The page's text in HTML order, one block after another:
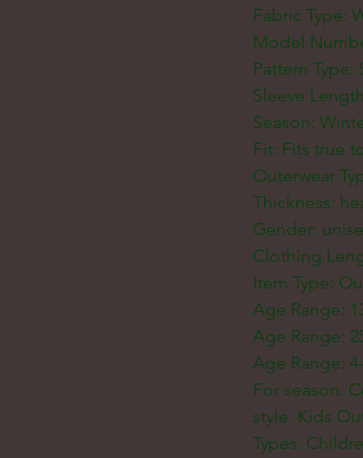
Fabric Type:
Model
Pattern Type:
Sleeve
Season:
Fit: Fits true
Outerwear
Thickness:
Gender:
Clothing
Item Type:
Age Range:
Age Range:
Age Range:
For season:
style: Kids
Types: